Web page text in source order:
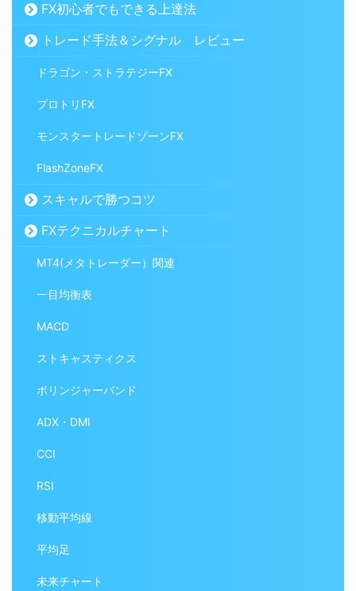
FX初心者でもできる上達法
トレード手法＆シグナル レビュー
ドラゴン・ストラテジーFX
プロトリFX
モンスタートレードゾーンFX
FlashZoneFX
スキャルで勝つコツ
FXテクニカルチャート
MT4(メタトレーダー）関連
一目均衡表
MACD
ストキャスティクス
ボリンジャーバンド
ADX・DMI
CCI
RSI
移動平均線
平均足
未来チャート